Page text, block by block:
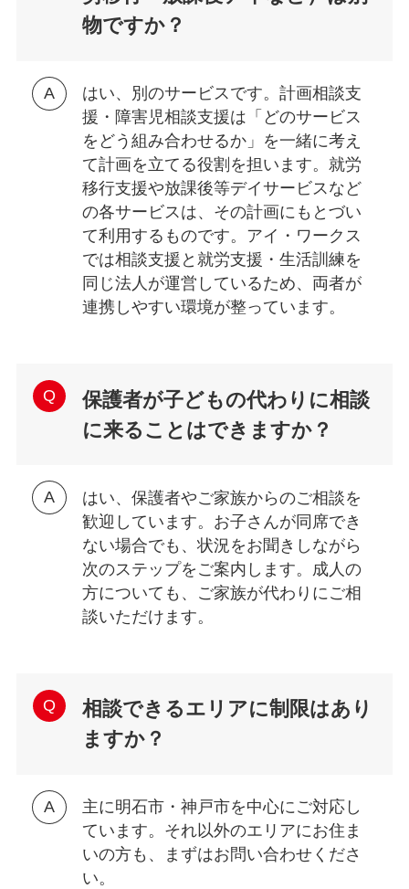
物ですか？
はい、別のサービスです。計画相談支
援・障害児相談支援は「どのサービス
をどう組み合わせるか」を一緒に考え
て計画を立てる役割を担います。就労
移行支援や放課後等デイサービスなど
の各サービスは、その計画にもとづい
て利用するものです。アイ・ワークス
では相談支援と就労支援・生活訓練を
同じ法人が運営しているため、両者が
連携しやすい環境が整っています。
保護者が子どもの代わりに相談
に来ることはできますか？
はい、保護者やご家族からのご相談を
歓迎しています。お子さんが同席でき
ない場合でも、状況をお聞きしながら
次のステップをご案内します。成人の
方についても、ご家族が代わりにご相
談いただけます。
相談できるエリアに制限はあり
ますか？
主に明石市・神戸市を中心にご対応し
ています。それ以外のエリアにお住ま
いの方も、まずはお問い合わせくださ
い。